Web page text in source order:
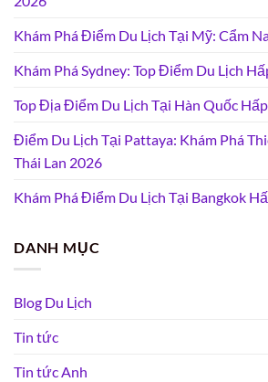
Khám Phá Điểm Du Lịch Tại Mỹ: Cẩm
Khám Phá Sydney: Top Điểm Du Lịch
Top Địa Điểm Du Lịch Tại Hàn Quốc
Điểm Du Lịch Tại Pattaya: Khám Phá
Thái Lan 2026
Khám Phá Điểm Du Lịch Tại Bangkok
DANH MỤC
Blog Du Lịch
Tin tức
Tin tức Anh